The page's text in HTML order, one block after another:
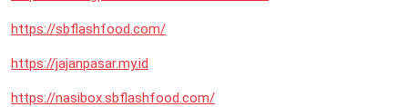
https://sbflashfood.com/
https://jajanpasar.my.id
https://nasibox.sbflashfood.com/